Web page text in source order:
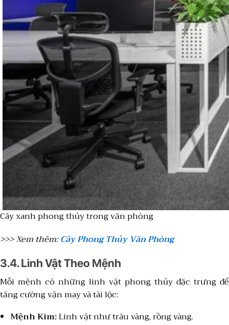
Cây xanh phong thủy trong văn phòng
>>> Xem thêm:Cây Phong Thủy Văn Phòng
3.4. Linh Vật Theo Mệnh
Mỗi mệnh có những linh vật phong thủy đặc trưng để
tăng cường vận may và tài lộc:
Mệnh Kim:Linh vật như trâu vàng, rồng vàng.